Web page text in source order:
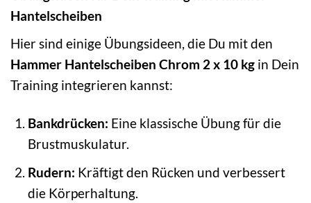
Hantelscheiben
Hier sind einige Übungsideen, die Du mit den
Hammer Hantelscheiben Chrom 2 x 10 kg in Dein
Training integrieren kannst:
Bankdrücken: Eine klassische Übung für die
Brustmuskulatur.
Rudern: Kräftigt den Rücken und verbessert
die Körperhaltung.